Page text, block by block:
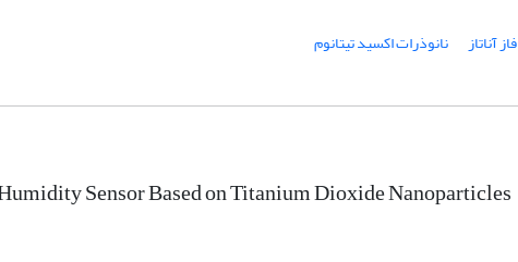
فاز آناتاز
نانو‌ذرات اکسید تیتانوم
Sensor Based on Titanium Dioxide Nanoparticles